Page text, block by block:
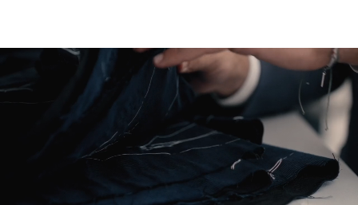
MASSANZUG
MASSJACKET
SMOKING
MASSHOSE
MASSHEMD
STRICKWAREN
SCHUHE
ACCESSOIRES